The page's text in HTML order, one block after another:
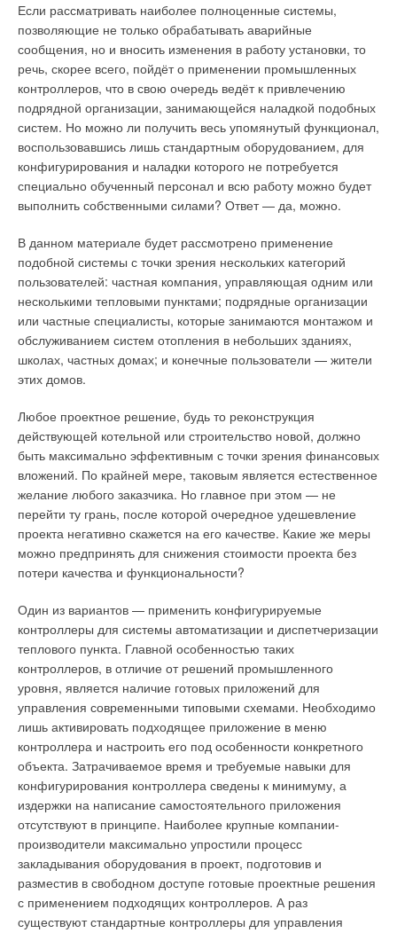
Если рассматривать наиболее полноценные системы,
позволяющие не только обрабатывать аварийные
сообщения, но и вносить изменения в работу установки, то
речь, скорее всего, пойдёт о применении промышленных
контроллеров, что в свою очередь ведёт к привлечению
подрядной организации, занимающейся наладкой подобных
систем. Но можно ли получить весь упомянутый функционал,
воспользовавшись лишь стандартным оборудованием, для
конфигурирования и наладки которого не потребуется
специально обученный персонал и всю работу можно будет
выполнить собственными силами? Ответ — да, можно.
В данном материале будет рассмотрено применение
подобной системы с точки зрения нескольких категорий
пользователей: частная компания, управляющая одним или
несколькими тепловыми пунктами; подрядные организации
или частные специалисты, которые занимаются монтажом и
обслуживанием систем отопления в небольших зданиях,
школах, частных домах; и конечные пользователи — жители
этих домов.
Любое проектное решение, будь то реконструкция
действующей котельной или строительство новой, должно
быть максимально эффективным с точки зрения финансовых
вложений. По крайней мере, таковым является естественное
желание любого заказчика. Но главное при этом — не
перейти ту грань, после которой очередное удешевление
проекта негативно скажется на его качестве. Какие же меры
можно предпринять для снижения стоимости проекта без
потери качества и функциональности?
Один из вариантов — применить конфигурируемые
контроллеры для системы автоматизации и диспетчеризации
теплового пункта. Главной особенностью таких
контроллеров, в отличие от решений промышленного
уровня, является наличие готовых приложений для
управления современными типовыми схемами. Необходимо
лишь активировать подходящее приложение в меню
контроллера и настроить его под особенности конкретного
объекта. Затрачиваемое время и требуемые навыки для
конфигурирования контроллера сведены к минимуму, а
издержки на написание самостоятельного приложения
отсутствуют в принципе. Наиболее крупные компании-
производители максимально упростили процесс
закладывания оборудования в проект, подготовив и
разместив в свободном доступе готовые проектные решения
с применением подходящих контроллеров. А раз
существуют стандартные контроллеры для управления
Haier предлагает двухконтурные газовые котлы как с
битермическим, так и с раздельным теплообменником. В
первую группу входят модели серии FALCO – L1P20-F21(T) и
L1P26-F21(T) мощностью 18 кВт и 24 кВт соответственно,
вторая представлена котлами серии AQUILA – моделями
L1P15-F21S(T), L1P20-F21S(T), L1P26-F21S(T) и L1P30-
F21S(T) с закрытой камерой, мощностью 14, 18, 24 и 28 кВт
соответственно, а также моделью L1P26-F21O(T)
мощностью 24 кВт с открытой камерой.
Битермический теплообменник газовых котлов серии FALCO
системы горячего водоснабжения. Внутренняя труба
теплообменника предназначена для санитарной воды ГВС, а
наружная – для теплоносителя системы отопления.
Помимо битермического теплообменника из
высококачественной меди, долговечность газовых котлов
Haier обеспечивают модулируемая газовая горелка из
нержавеющей стали, а также обновленный латунный
используется трехскоростной циркуляционный насос с
мокрым ротором, предусмотрена автоматическая модуляция
пламени и возможность работы в погодозависимом режиме
(датчик внешней температуры идет в комплекте).
Приборы оснащены современной системой управления:
недельный программатор позволяет производить
автоматическую регулировку и контроль температуры
системы отопления в течение недели, автоматическая
случае перебоев с напряжением (ситуация, актуальная для
России) – запоминание настроек и их автоматическое
воспроизведение после возобновления электричества. Еще
одна важная для нашего климата особенность – система
антизамерзания, не позволяющая замерзнуть
теплоносителю котла. Предусмотрен также таймер на
выключение по ГВС.
Котел из серии М
Особое место в линейке газовых приборов Haier занимает
битермический котёл серии М (модель L1P18-F21(M) HEC) –
с закрытой камерой сгорания, мощностью 12 кВт на
отопление и 18 кВт на ГВС. Предусмотрена также
Читайте по теме:
→ WOLF Bonus возвращается!
ЖУРНАЛ СОК ЯНВАРЬ 2023
→
Вентиляция в многоквартирных домах: проблемы и
перспективы
ЖУРНАЛ СОК ИЮНЬ 2022
→
Обустройство крышных котельных для второй очереди
офисного парка Comcity, фаза «Браво»
ЖУРНАЛ СОК ДЕКАБРЬ 2021
→
Вентиляция на химических производствах: требования,
→
О вновь об актуальном: что говорили на выставке ISH
2021 эксперты об организации климат-контроля при
ЖУРНАЛ СОК ИЮНЬ 2021
Комментарии
В этой теме еще нет комментариев
Добавить комментарий
Текст комментария